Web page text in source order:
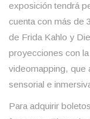
exposición tendrá
cuenta con más de
de Frida Kahlo y
proyecciones con
videomapping, que
sensorial e
Para adquirir